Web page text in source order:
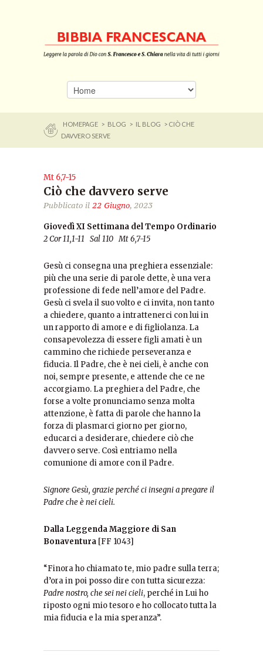
HOMEPAGE > BLOG > IL BLOG
> CIÒ CHE
DAVVERO SERVE
Mt 6,7-15
Ciò che davvero serve
Pubblicato il 22 Giugno, 2023
Giovedì XI Settimana del Tempo Ordinario
2 Cor 11,1-11 Sal 110 Mt 6,7-15
Gesù ci consegna una preghiera essenziale:
più che una serie di parole dette, è una vera
professione di fede nell’amore del Padre.
Gesù ci svela il suo volto e ci invita, non tanto
a chiedere, quanto a intrattenerci con lui in
un rapporto di amore e di figliolanza. La
consapevolezza di essere figli amati è un
cammino che richiede perseveranza e
fiducia. Il Padre, che è nei cieli, è anche con
noi, sempre presente, e attende che ce ne
accorgiamo. La preghiera del Padre, che
forse a volte pronunciamo senza molta
attenzione, è fatta di parole che hanno la
forza di plasmarci giorno per giorno,
educarci a desiderare, chiedere ciò che
davvero serve. Così entriamo nella
comunione di amore con il Padre.
Signore Gesù, grazie perché ci insegni a pregare il
Padre che è nei cieli.
Dalla Leggenda Maggiore di San
Bonaventura [FF 1043]
“Finora ho chiamato te, mio padre sulla terra;
d’ora in poi posso dire con tutta sicurezza:
Padre nostro, che sei nei cieli, perché in Lui ho
riposto ogni mio tesoro e ho collocato tutta la
mia fiducia e la mia speranza”.